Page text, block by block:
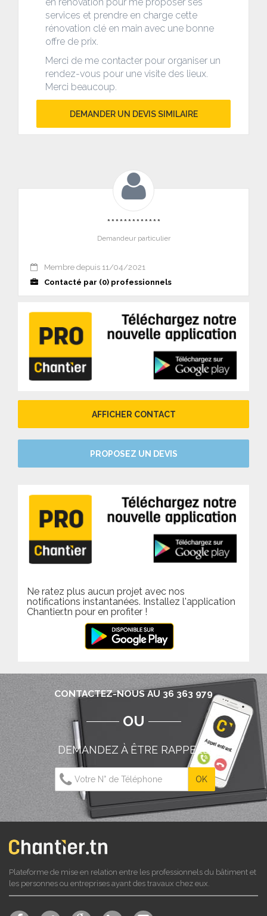
services et prendre en charge cette
rénovation clé en main avec une bonne
offre de prix.
Merci de me contacter pour organiser un
rendez-vous pour une visite des lieux.
Merci beaucoup.
DEMANDER UN DEVIS SIMILAIRE
*************
Demandeur particulier
Membre depuis 11/04/2021
Contacté par (0) professionnels
AFFICHER CONTACT
PROPOSEZ UN DEVIS
Ne ratez plus aucun projet avec nos
notifications instantanées. Installez l'application
Chantier.tn pour en profiter !
CONTACTEZ-NOUS AU 36 363 979
OU
DEMANDEZ À ÊTRE RAPPELÉ
Plateforme de mise en relation entre les professionnels du bâtiment et
les personnes ou entreprises ayant des travaux chez eux.